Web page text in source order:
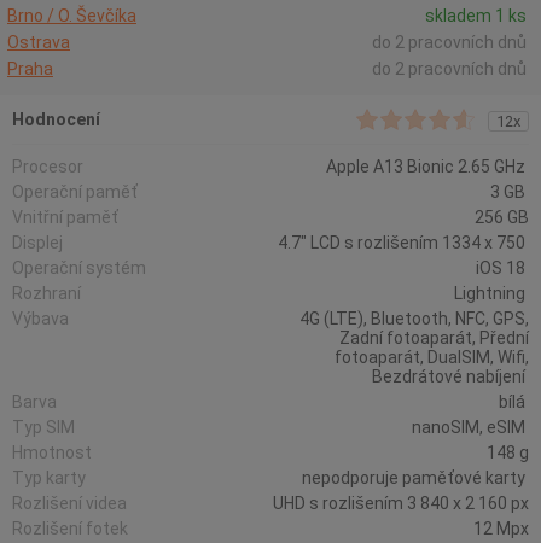
Brno / O. Ševčíka
skladem 1 ks
Ostrava
do 2 pracovních dnů
Praha
do 2 pracovních dnů
Hodnocení 12x
Procesor
Apple A13 Bionic 2.65 GHz
Operační paměť
3 GB
Vnitřní paměť
256 GB
Displej
4.7" LCD s rozlišením 1334 x 750
Operační systém
iOS 18
Rozhraní
Lightning
Výbava
4G (LTE), Bluetooth, NFC, GPS,
Zadní fotoaparát, Přední
fotoaparát, DualSIM, Wifi,
Bezdrátové nabíjení
Barva
bílá
Typ SIM
nanoSIM, eSIM
Hmotnost
148 g
Typ karty
nepodporuje paměťové karty
Rozlišení videa
UHD s rozlišením 3 840 x 2 160 px
Rozlišení fotek
12 Mpx